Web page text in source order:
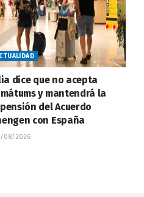
dice que no acepta
y mantendrá la
del Acuerdo
con España
08/2026